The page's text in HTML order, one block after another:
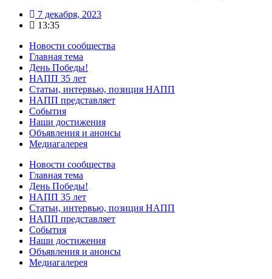
7 декабря, 2023
13:35
Новости сообщества
Главная тема
День Победы!
НАПП 35 лет
Статьи, интервью, позиция НАПП
НАПП представляет
События
Наши достижения
Объявления и анонсы
Медиагалерея
Новости сообщества
Главная тема
День Победы!
НАПП 35 лет
Статьи, интервью, позиция НАПП
НАПП представляет
События
Наши достижения
Объявления и анонсы
Медиагалерея